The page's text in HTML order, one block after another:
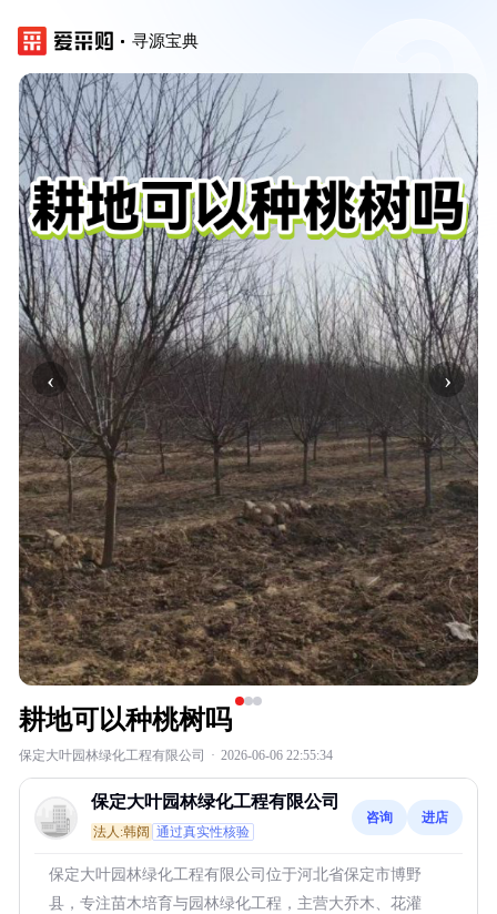
寻源宝典
‹ ›
耕地可以种桃树吗
保定大叶园林绿化工程有限公司 · 2026-06-06 22:55:34
保定大叶园林绿化工程有限公司
法人:韩阔 通过真实性核验
咨询 进店
保定大叶园林绿化工程有限公司位于河北省保定市博野
县，专注苗木培育与园林绿化工程，主营大乔木、花灌